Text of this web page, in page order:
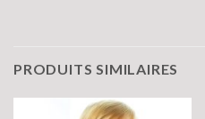
PRODUITS SIMILAIRES